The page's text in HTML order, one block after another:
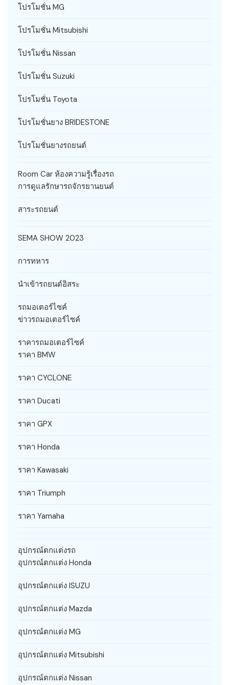
โปรโมชั่น MG
โปรโมชั่น Mitsubishi
โปรโมชั่น Nissan
โปรโมชั่น Suzuki
โปรโมชั่น Toyota
โปรโมชั่นยาง BRIDESTONE
โปรโมชั่นยางรถยนต์
Room Car ห้องความรู้เรื่องรถ
การดูแลรักษารถจักรยานยนต์
สาระรถยนต์
SEMA SHOW 2023
การทหาร
นำเข้ารถยนต์อิสระ
รถมอเตอร์ไซค์
ข่าวรถมอเตอร์ไซค์
ราคารถมอเตอร์ไซค์
ราคา BMW
ราคา CYCLONE
ราคา Ducati
ราคา GPX
ราคา Honda
ราคา Kawasaki
ราคา Triumph
ราคา Yamaha
อุปกรณ์ตกแต่งรถ
อุปกรณ์ตกแต่ง Honda
อุปกรณ์ตกแต่ง ISUZU
อุปกรณ์ตกแต่ง Mazda
อุปกรณ์ตกแต่ง MG
อุปกรณ์ตกแต่ง Mitsubishi
อุปกรณ์ตกแต่ง Nissan